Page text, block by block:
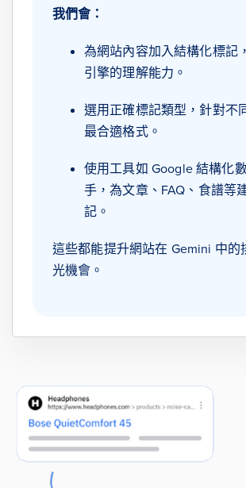
我們會：
為網站內容加入結構化標記
引擎的理解能力。
選用正確標記類型，針對不
最合適格式。
使用工具如 Google 結構化
手，為文章、FAQ、食譜等
記。
這些都能提升網站在 Gemini 中的
光機會。